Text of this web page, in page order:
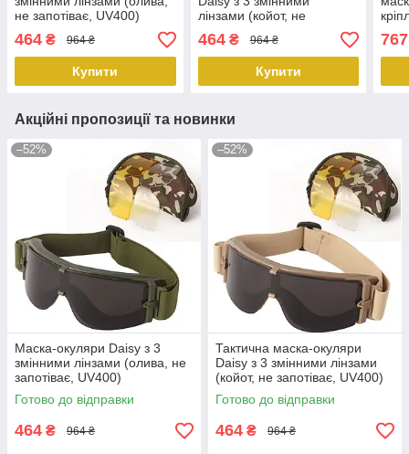
не запотіває, UV400)
PeremogaUA
464 ₴ 964 ₴
Купити
лінзами (койот, не
запотіває, UV400)
PeremogaUA
464₴ 964 ₴
Купити
767
Акційні пропозиції та новинки
–52%
Маска-окуляри Daisy з 3
змінними лінзами (олива, не
запотіває, UV400)
PeremogaUA
Готово до відправки
464 ₴ 964 ₴
–52%
Тактична маска-окуляри
Daisy з 3 змінними лінзами
(койот, не запотіває, UV400)
PeremogaUA
Готово до відправки
464 ₴ 964 ₴